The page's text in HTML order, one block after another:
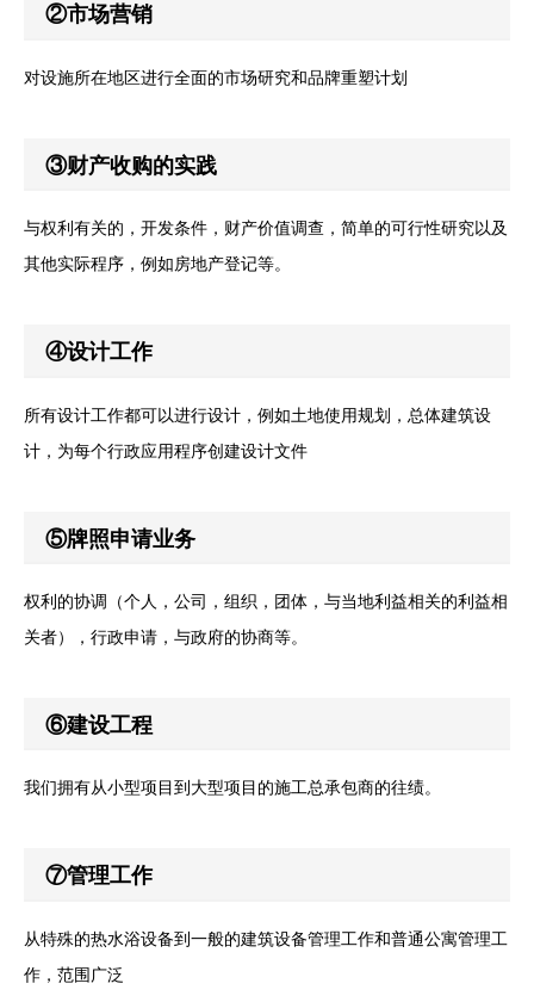
②市场营销
对设施所在地区进行全面的市场研究和品牌重塑计划
③财产收购的实践
与权利有关的，开发条件，财产价值调查，简单的可行性研究以及
其他实际程序，例如房地产登记等。
④设计工作
所有设计工作都可以进行设计，例如土地使用规划，总体建筑设
计，为每个行政应用程序创建设计文件
⑤牌照申请业务
权利的协调（个人，公司，组织，团体，与当地利益相关的利益相
关者），行政申请，与政府的协商等。
⑥建设工程
我们拥有从小型项目到大型项目的施工总承包商的往绩。
⑦管理工作
从特殊的热水浴设备到一般的建筑设备管理工作和普通公寓管理工
作，范围广泛